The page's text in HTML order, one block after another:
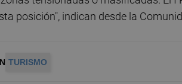
posición", indican desde la
TURISMO